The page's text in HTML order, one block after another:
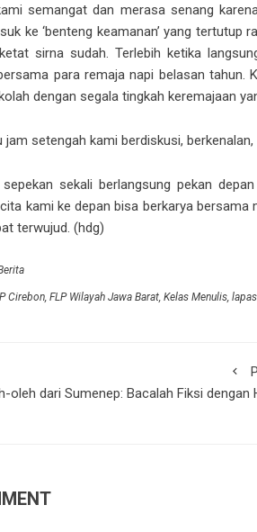
semangat dan merasa senang
ke ‘benteng keamanan’ yang tertutup
sirna sudah. Terlebih ketika
para remaja napi belasan tahun.
dengan segala tingkah keremajaan
jam setengah kami berdiskusi,
sekali berlangsung pekan
kami ke depan bisa berkarya
terwujud. (hdg)
Cirebon, FLP Wilayah Jawa Barat, Kelas Menulis,
oleh dari Sumenep: Bacalah Fiksi dengan